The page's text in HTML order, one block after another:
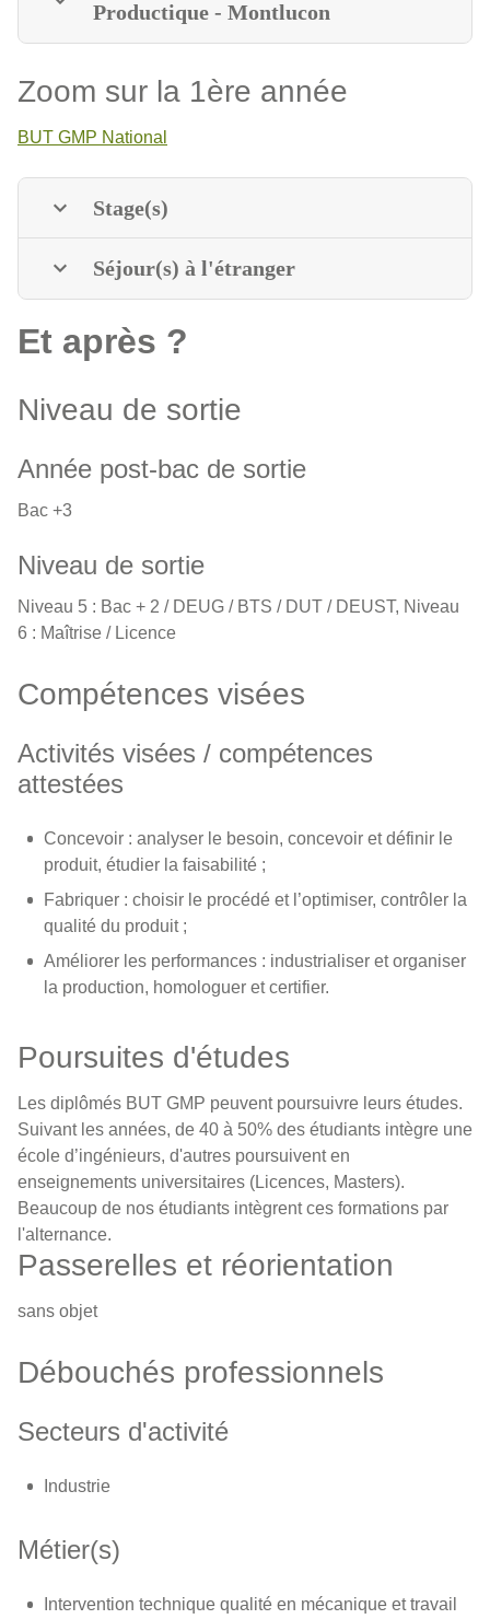
Productique - Montlucon
Zoom sur la 1ère année
BUT GMP National
Stage(s)
Séjour(s) à l'étranger
Et après ?
Niveau de sortie
Année post-bac de sortie
Bac +3
Niveau de sortie
Niveau 5 : Bac + 2 / DEUG / BTS / DUT / DEUST, Niveau
6 : Maîtrise / Licence
Compétences visées
Activités visées / compétences
attestées
Concevoir : analyser le besoin, concevoir et définir le
produit, étudier la faisabilité ;
Fabriquer : choisir le procédé et l’optimiser, contrôler la
qualité du produit ;
Améliorer les performances : industrialiser et organiser
la production, homologuer et certifier.
Poursuites d'études
Les diplômés BUT GMP peuvent poursuivre leurs études.
Suivant les années, de 40 à 50% des étudiants intègre une
école d’ingénieurs, d'autres poursuivent en
enseignements universitaires (Licences, Masters).
Beaucoup de nos étudiants intègrent ces formations par
l'alternance.
Passerelles et réorientation
sans objet
Débouchés professionnels
Secteurs d'activité
Industrie
Métier(s)
Intervention technique qualité en mécanique et travail